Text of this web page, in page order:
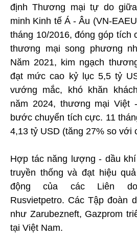
định Thương mại tự do
minh Kinh tế Á - Âu (VN-
tháng 10/2016, đóng góp tích
thương mại song phương
Năm 2021, kim ngạch
đạt mức cao kỷ lục 5,5 tỷ
vướng mắc, khó khăn
năm 2024, thương mại Việt
bước chuyển tích cực. 11
4,13 tỷ USD (tăng 27% so với
Hợp tác năng lượng - dầu
truyền thống và đạt hiệu
động của các Liên
Rusvietpetro. Các Tập đoàn
như Zarubezneft, Gazprom
tại Việt Nam.